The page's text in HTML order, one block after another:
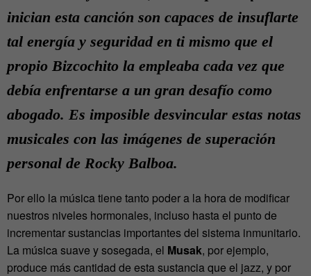
inician esta canción son capaces de insuflarte
tal energía y seguridad en ti mismo que el
propio Bizcochito la empleaba cada vez que
debía enfrentarse a un gran desafío como
abogado. Es imposible desvincular estas notas
musicales con las imágenes de superación
personal de Rocky Balboa.
Por ello la música tiene tanto poder a la hora de modificar
nuestros niveles hormonales, incluso hasta el punto de
incrementar sustancias importantes del sistema inmunitario.
La música suave y sosegada, el Musak, por ejemplo,
produce más cantidad de esta sustancia que el jazz, y por